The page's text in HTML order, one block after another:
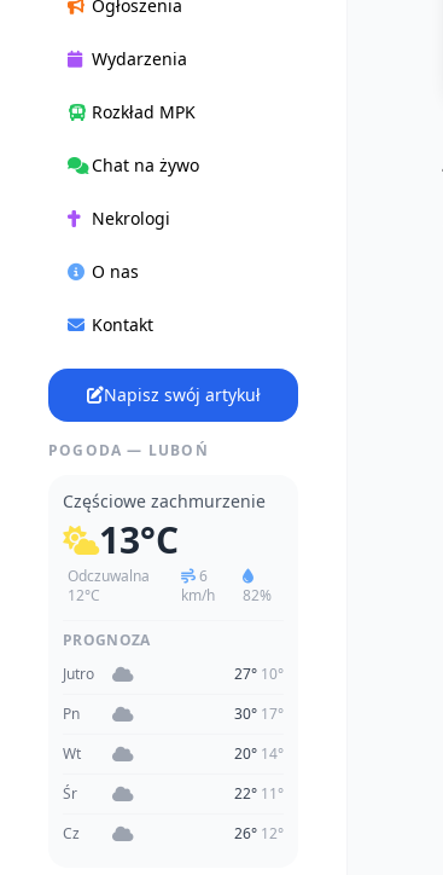
Ogłoszenia
Wydarzenia
Rozkład MPK
Chat na żywo
Nekrologi
O nas
Kontakt
Napisz swój artykuł
POGODA — LUBOŃ
Częściowe zachmurzenie
13°C
Odczuwalna
12°C
6
km/h
82%
PROGNOZA
Jutro
27° 10°
Pn
30° 17°
Wt
20° 14°
Śr
22° 11°
Cz
26° 12°